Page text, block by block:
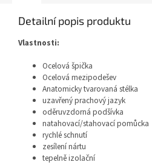
Detailní popis produktu
Vlastnosti:
Ocelová špička
Ocelová mezipodešev
Anatomicky tvarovaná stélka
uzavřený prachový jazyk
oděruvzdorná podšívka
natahovací/stahovací pomůcka
rychlé schnutí
zesílení nártu
tepelně izolační